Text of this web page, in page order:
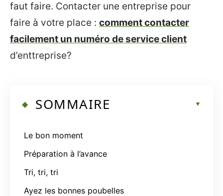
faut faire. Contacter une entreprise pour
faire à votre place : comment contacter
facilement un numéro de service client
d’enttreprise?
SOMMAIRE
Le bon moment
Préparation à l’avance
Tri, tri, tri
Ayez les bonnes poubelles